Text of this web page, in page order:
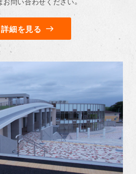
詳細を見る